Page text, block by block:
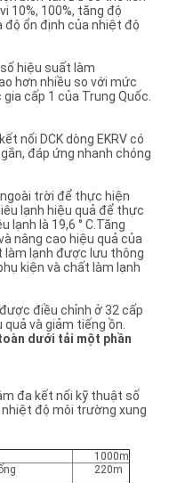
10%, 100%, tăng độ
độ ổn định của nhiệt độ
hiệu suất làm
hơn nhiều so với mức
cấp 1 của Trung Quốc.
nối DCK dòng EKRV có
đáp ứng nhanh chóng
trời để thực hiện
lạnh hiệu quả để thực
lạnh là 19,6 ° C.Tăng
nâng cao hiệu quả của
lạnh được lưu thông
kiện và chất làm lạnh
điều chỉnh ở 32 cấp
và giảm tiếng ồn.
dưới tải một phần
đa kết nối kỹ thuật số
nhiệt độ môi trường xung
1000m
220m